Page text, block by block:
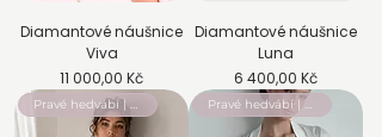
Diamantové náušnice
Viva
Cena
11 000,00 Kč
Diamantové náušnice
Luna
Cena
6 400,00 Kč
Pravé hedvábí | Výhodný set Pravé hedvábí | Výhodný set